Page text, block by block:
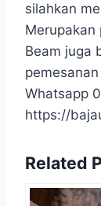
silahkan
Merupakan
Beam juga
Whatsapp
https://
Related